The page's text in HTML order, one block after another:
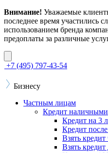
Внимание! Уважаемые
последнее время участились
использованием бренда
предоплаты за различные
+7 (495) 797-43-54
Бизнесу
Частным лицам
Кредит наличными
Кредит на 3
Кредит
Взять кредит
Взять